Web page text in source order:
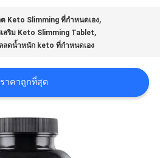
Keto Slimming ที่กำหนดเอง,
สริม Keto Slimming Tablet,
ลดน้ำหนัก keto ที่กำหนดเอง
ราคาถูกที่สุด